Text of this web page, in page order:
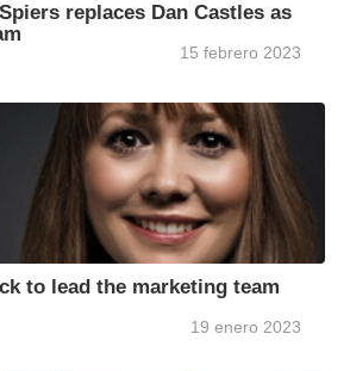
replaces Dan Castles as
15 febrero 2023
to lead the marketing team
19 enero 2023